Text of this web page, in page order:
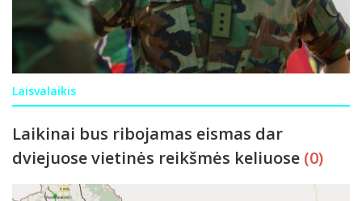
Laisvalaikis
Laikinai bus ribojamas eismas dar
dviejuose vietinės reikšmės keliuose (0)